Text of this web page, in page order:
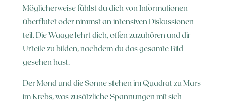
Möglicherweise fühlst du dich von Informationen
überflutet oder nimmst an intensiven Diskussionen
teil. Die Waage lehrt dich, offen zuzuhören und dir
Urteile zu bilden, nachdem du das gesamte Bild
gesehen hast.
Der Mond und die Sonne stehen im Quadrat zu Mars
im Krebs, was zusätzliche Spannungen mit sich